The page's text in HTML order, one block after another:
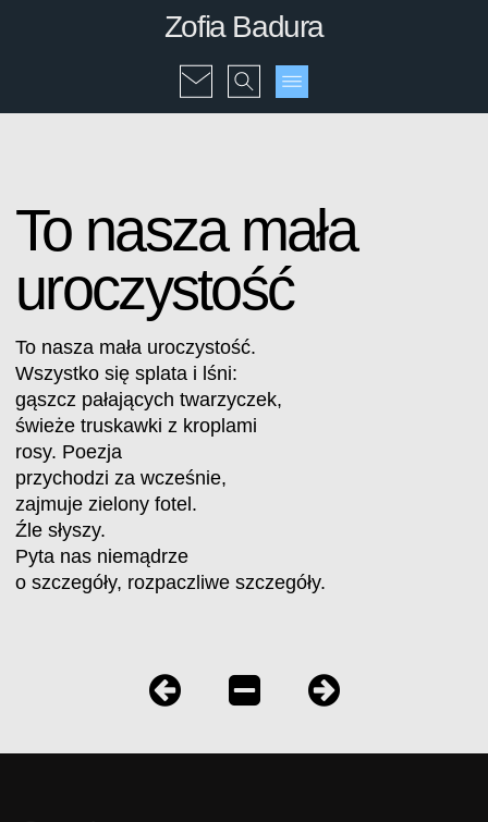
Zofia Badura
To nasza mała
uroczystość
To nasza mała uroczystość.
Wszystko się splata i lśni:
gąszcz pałających twarzyczek,
świeże truskawki z kroplami
rosy. Poezja
przychodzi za wcześnie,
zajmuje zielony fotel.
Źle słyszy.
Pyta nas niemądrze
o szczegóły, rozpaczliwe szczegóły.